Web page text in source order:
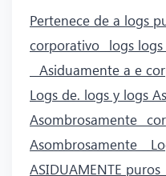
Pertenece de a logs
corporativo_ logs
_ Asiduamente a e
Logs de. logs y logs
Asombrosamente_
Asombrosamente _
ASIDUAMENTE puros